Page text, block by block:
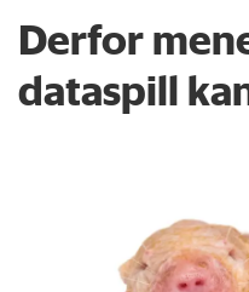
Derfor
dataspill